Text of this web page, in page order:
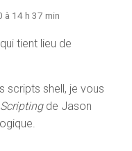
à 14 h 37 min
tient lieu de
scripts shell, je vous
de Jason